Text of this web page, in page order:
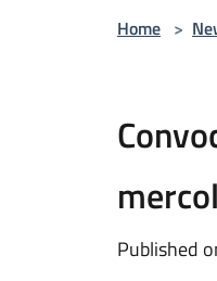
Home >
Published